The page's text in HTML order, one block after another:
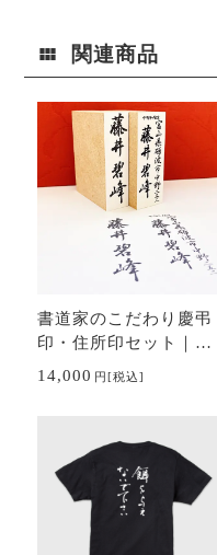
関連商品
書道家のこだわり慶弔
印・住所印セット｜の
し用スタンプ・ゴム印
14,000 円[税込]